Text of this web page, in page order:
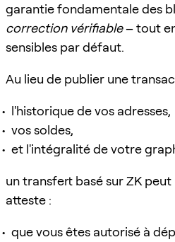
garantie fondamentale des
correction vérifiable– tout
sensibles par défaut.
Au lieu de publier une
l'historique de vos adresses,
vos soldes,
et l'intégralité de votre
un transfert basé sur ZK
atteste :
que vous êtes autorisé à